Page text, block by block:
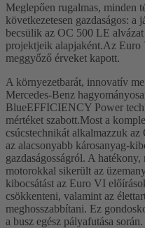
Meglepően rugalmas, minden
következetesen gazdaságos: a
becsülik az OC 500 LE
projektjeik alapjaként.Az Euro
meggyőző érveket kapott.
A környezetbarát, innovatív
Mercedes-Benz
BlueEFFICIENCY Power
mértéket szabott.Most a
csúcstechnikát alkalmazzuk
az alacsonyabb károsanyag-
gazdaságosságról. A
motorokkal sikerült az
kibocsátást az Euro VI
csökkenteni, valamint az
meghosszabbítani. Ez
a busz egész pályafutása során.